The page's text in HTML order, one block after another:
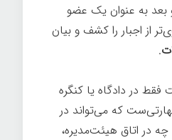
بعد به عنوان یک عضو
از اجبار را کشف و بیان
.
در دادگاه یا کنگره
که می‌تواند در
در اتاق هیئت‌مدیره،